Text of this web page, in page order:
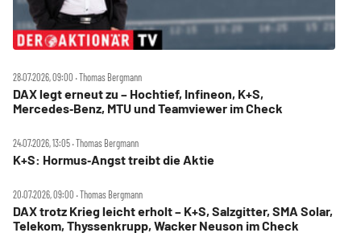
28.07.2026, 09:00 ‧ Thomas Bergmann
DAX legt erneut zu – Hochtief, Infineon, K+S,
Mercedes‑Benz, MTU und Teamviewer im Check
24.07.2026, 13:05 ‧ Thomas Bergmann
K+S: Hormus‑Angst treibt die Aktie
20.07.2026, 09:00 ‧ Thomas Bergmann
DAX trotz Krieg leicht erholt – K+S, Salzgitter, SMA Solar,
Telekom, Thyssenkrupp, Wacker Neuson im Check